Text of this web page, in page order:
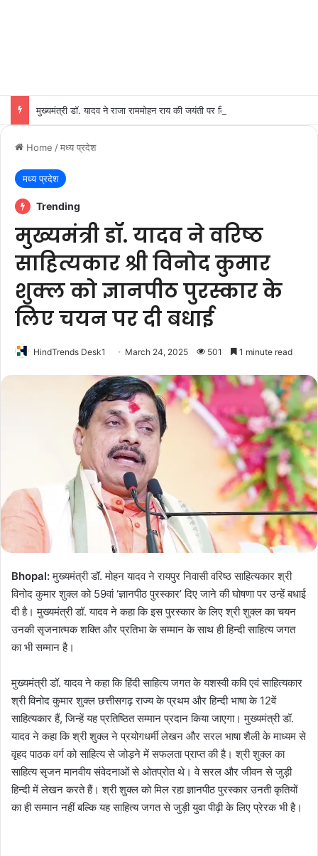
मुख्यमंत्री डॉ. यादव ने राजा राममोहन राय की जयंती पर किया नमन
Home /मध्य प्रदेश
मध्य प्रदेश
Trending
मुख्यमंत्री डॉ. यादव ने वरिष्ठ
साहित्यकार श्री विनोद कुमार
शुक्ल को ज्ञानपीठ पुरस्कार के
लिए चयन पर दी बधाई
HindTrends Desk1 March 24, 2025 501 1 minute read
Bhopal:मुख्यमंत्री डॉ. मोहन यादव ने रायपुर निवासी वरिष्ठ साहित्यकार श्री
विनोद कुमार शुक्ल को 59वां ‘ज्ञानपीठ पुरस्कार’ दिए जाने की घोषणा पर उन्हें बधाई
दी है। मुख्यमंत्री डॉ. यादव ने कहा कि इस पुरस्कार के लिए श्री शुक्ल का चयन
उनकी सृजनात्मक शक्ति और प्रतिभा के सम्मान के साथ ही हिन्दी साहित्य जगत
का भी सम्मान है।
मुख्यमंत्री डॉ. यादव ने कहा कि हिंदी साहित्य जगत के यशस्वी कवि एवं साहित्यकार
श्री विनोद कुमार शुक्ल छत्तीसगढ़ राज्य के प्रथम और हिन्दी भाषा के 12वें
साहित्यकार हैं, जिन्हें यह प्रतिष्ठित सम्मान प्रदान किया जाएगा। मुख्यमंत्री डॉ.
यादव ने कहा कि श्री शुक्ल ने प्रयोगधर्मी लेखन और सरल भाषा शैली के माध्यम से
वृहद पाठक वर्ग को साहित्य से जोड़ने में सफलता प्राप्त की है। श्री शुक्ल का
साहित्य सृजन मानवीय संवेदनाओं से ओतप्रोत थे। वे सरल और जीवन से जुड़ी
हिन्दी में लेखन करते हैं। श्री शुक्ल को मिल रहा ज्ञानपीठ पुरस्कार उनती कृतियों
का ही सम्मान नहीं बल्कि यह साहित्य जगत से जुड़ी युवा पीढ़ी के लिए प्रेरक भी है।